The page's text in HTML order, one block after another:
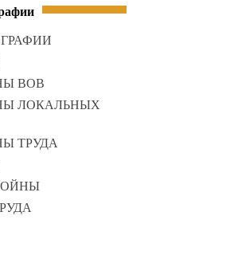
ВОВ
ТРУДА